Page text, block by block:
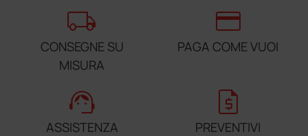
local_shipping
CONSEGNE SU
MISURA
credit_card
PAGA COME VUOI
support_agent
ASSISTENZA
request_quote
PREVENTIVI